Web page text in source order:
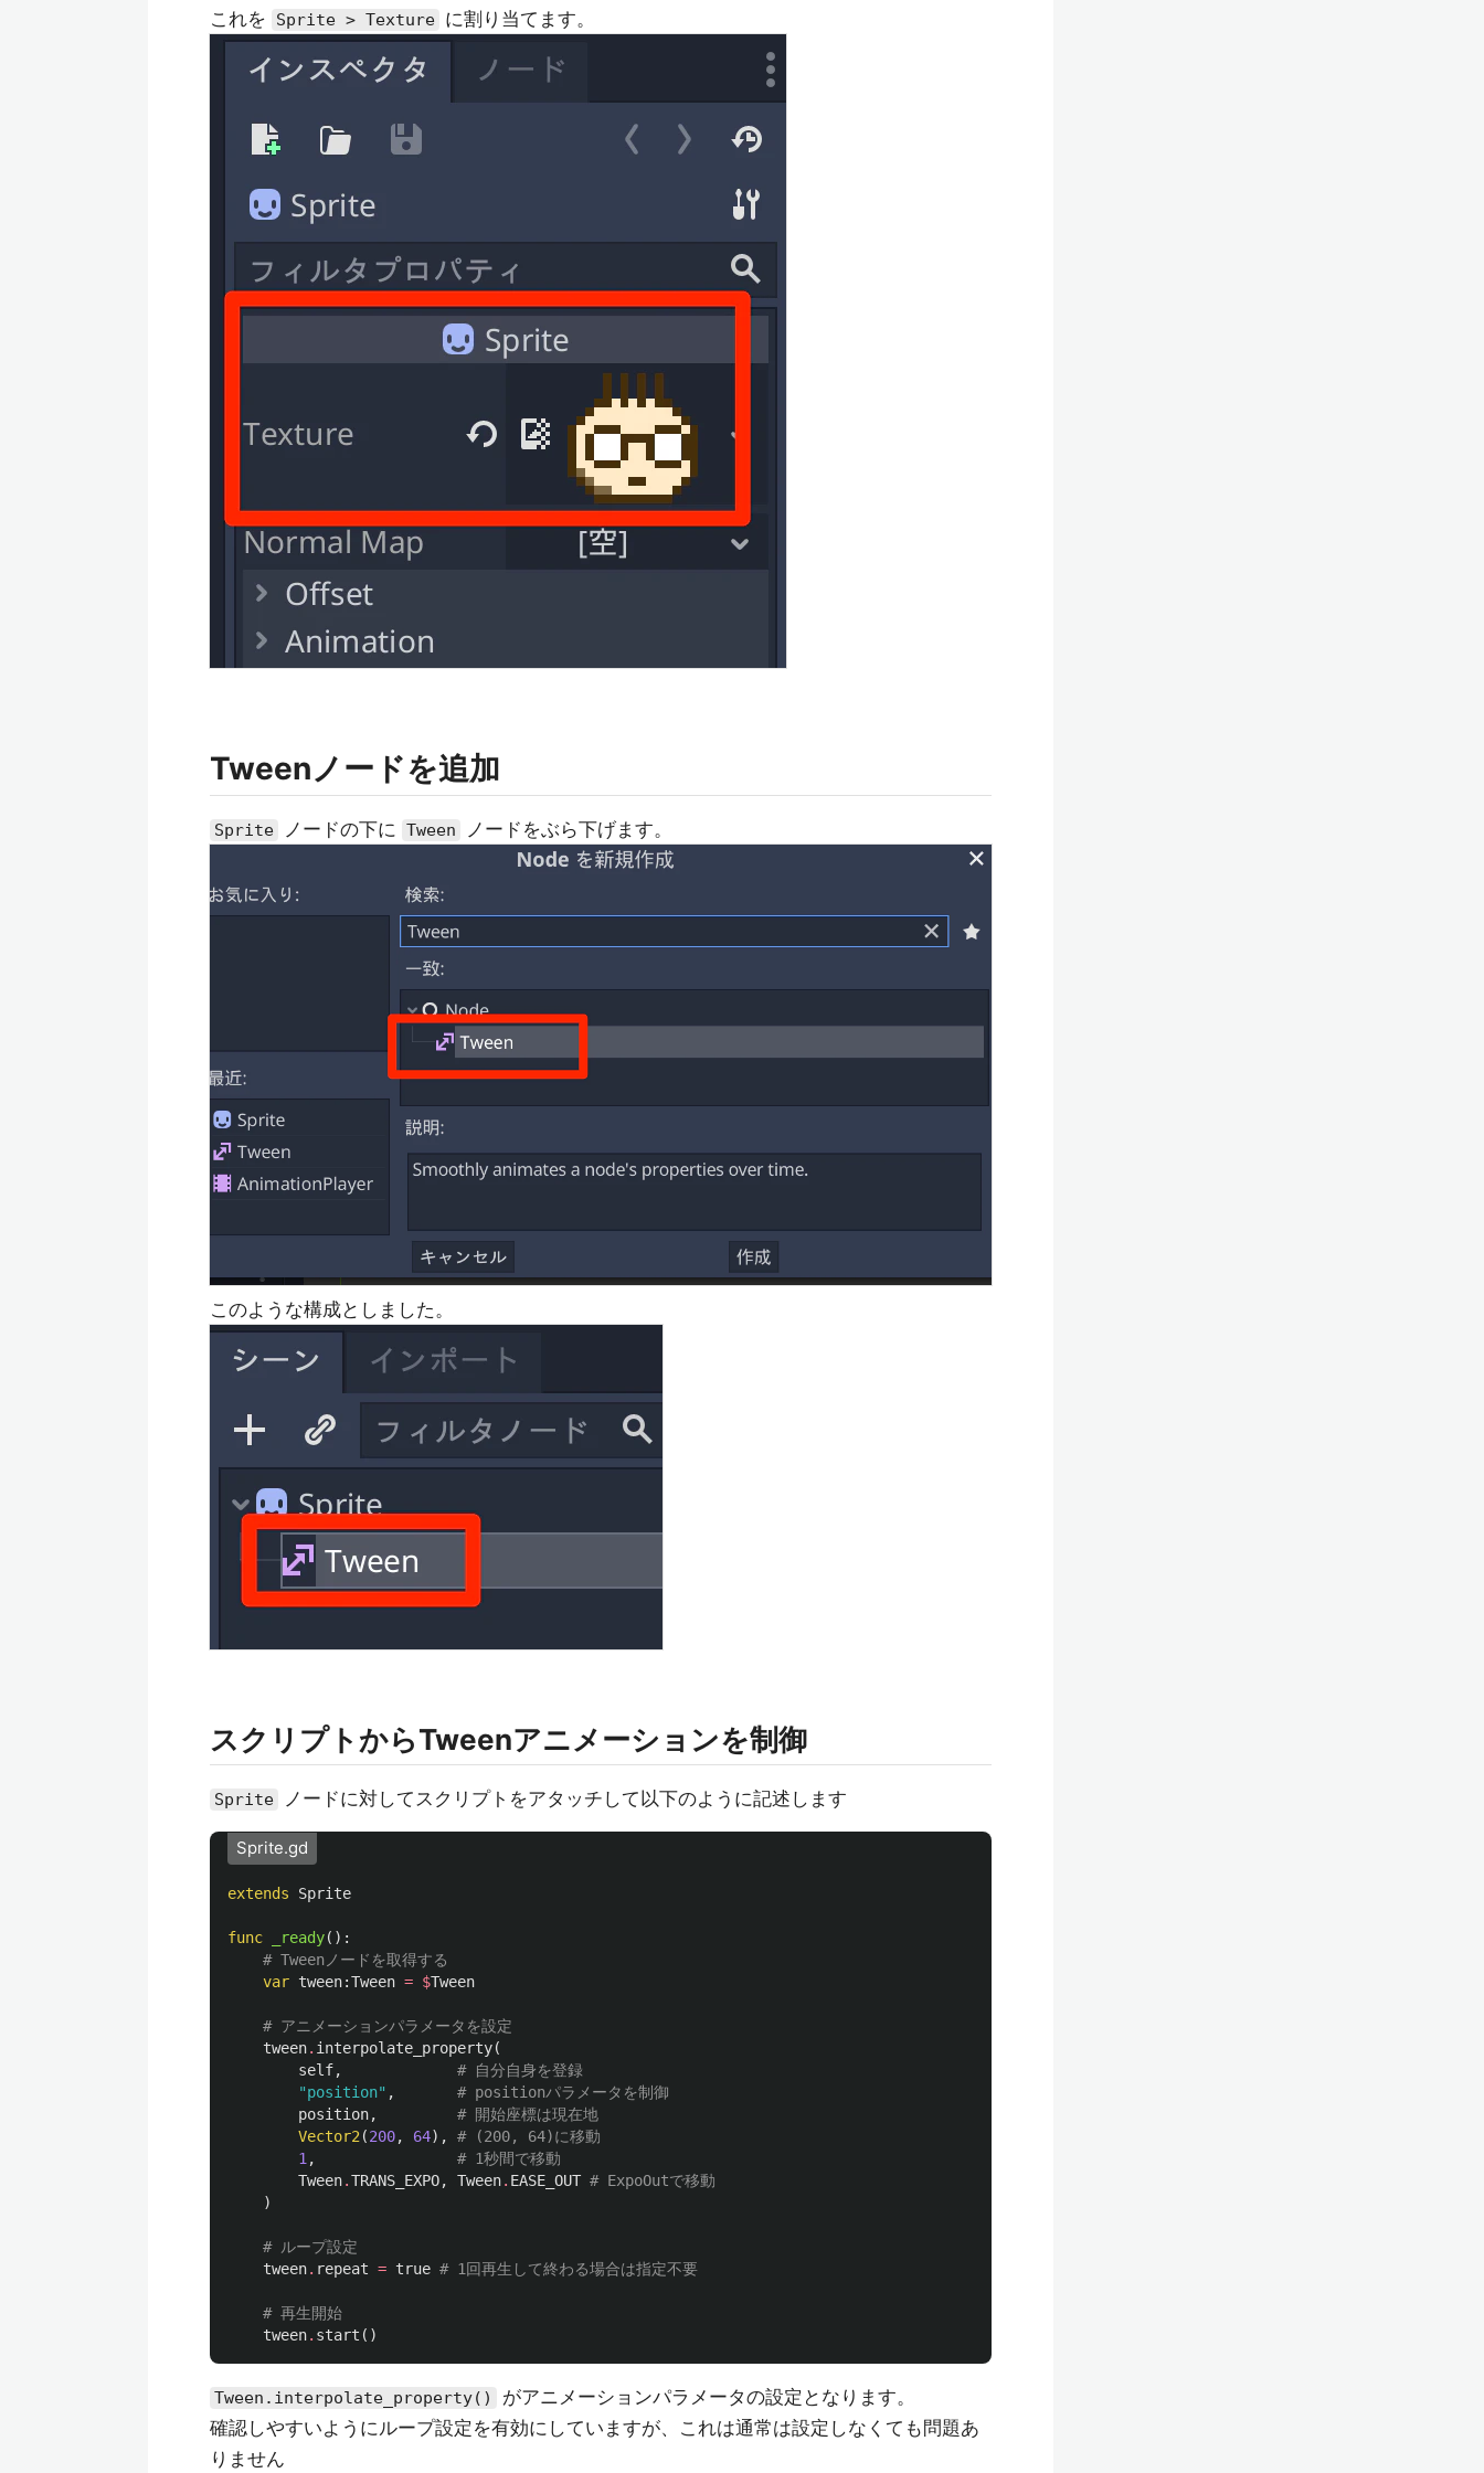
これを Sprite > Texture に割り当てます。
Tweenノードを追加
Sprite ノードの下に Tween ノードをぶら下げます。
このような構成としました。
スクリプトからTweenアニメーションを制御
Sprite ノードに対してスクリプトをアタッチして以下のように記述します
Sprite.gd
extends Sprite
func _ready():
# Tweenノードを取得する
var tween:Tween = $Tween
# アニメーションパラメータを設定
tween. interpolate_property(
self,
# 自分自身を登録
"position" ,
# positionパラメータを制御
position,
# 開始座標は現在地
Vector2 (200, 64),
# (200, 64)に移動
1 ,
# 1秒間で移動
Tween.TRANS_EXPO, Tween. EASE_OUT # ExpoOutで移動
)
# ループ設定
tween. repeat = true # 1回再生して終わる場合は指定不要
# 再生開始
tween. start ()
Tween.interpolate_property()
がアニメーションパラメータの設定となります。
確認しやすいようにループ設定を有効にしていますが、これは通常は設定しなくても問題あ
りません